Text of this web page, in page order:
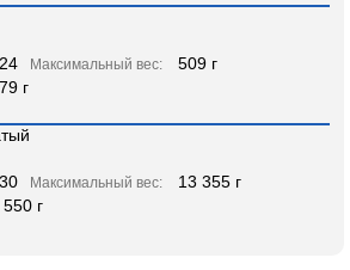
Максимальный вес: 509 г
г
Максимальный вес: 13 355 г
550 г